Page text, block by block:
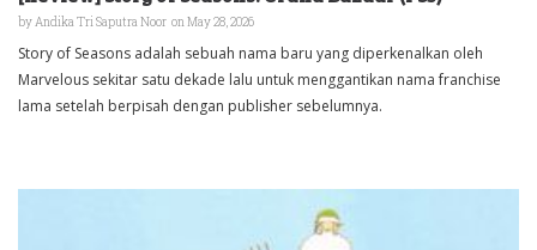
byAndika Tri Saputra Noor on May 28, 2026
Story of Seasons adalah sebuah nama baru yang diperkenalkan oleh
Marvelous sekitar satu dekade lalu untuk menggantikan nama franchise
lama setelah berpisah dengan publisher sebelumnya.